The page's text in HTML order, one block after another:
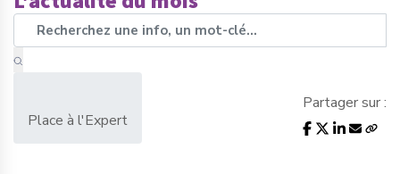
Place à l'Expert
Partager sur :